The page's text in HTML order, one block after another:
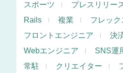
スポーツ
プレスリリー
Rails
複業 フレック
フロントエンジニア
決
Webエンジニア
SNS運
常駐
クリエイター